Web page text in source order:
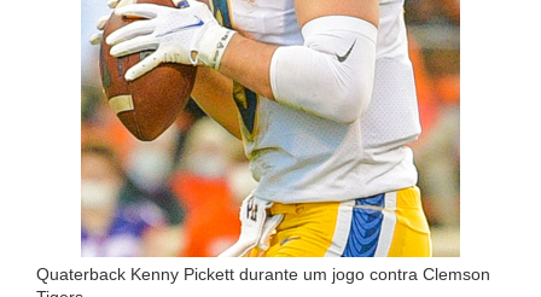
Quaterback Kenny Pickett durante um jogo contra Clemson